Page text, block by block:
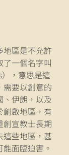
地區是不允許
一個名字叫
，意思是這
需要以創意的
、伊朗，以及
創啟地區，有
創宣教士長期
這些地區，甚
面臨迫害。